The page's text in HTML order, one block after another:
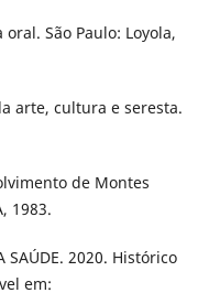
São Paulo: Loyola,
arte, cultura e seresta.
de Montes
1983.
SAÚDE. 2020. Histórico
em: